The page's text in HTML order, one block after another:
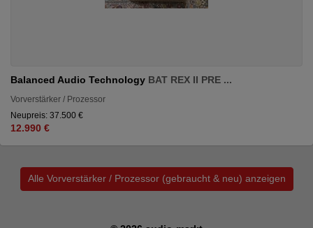
Balanced Audio Technology BAT REX II PRE ...
Vorverstärker / Prozessor
Neupreis: 37.500 €
12.990 €
Alle Vorverstärker / Prozessor (gebraucht & neu) anzeigen